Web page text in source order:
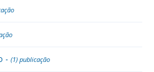
- (1) publicação